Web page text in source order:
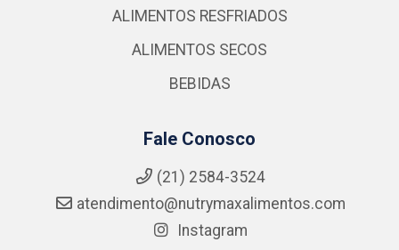
ALIMENTOS RESFRIADOS
ALIMENTOS SECOS
BEBIDAS
Fale Conosco
(21) 2584-3524
atendimento@nutrymaxalimentos.com
Instagram